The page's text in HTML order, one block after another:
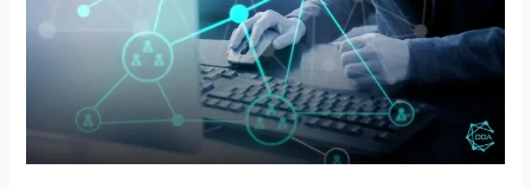
impresoras
3D
odontología